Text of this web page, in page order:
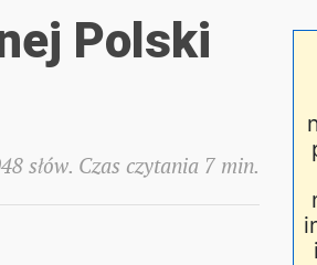
Polski
słów. Czas czytania 7 min.